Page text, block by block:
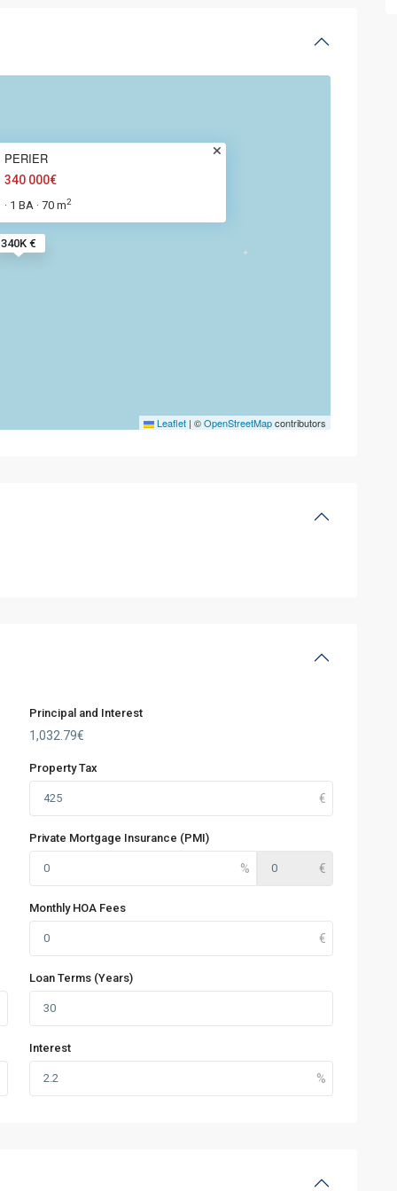
340K €
PERIER
340 000€
· 1 BA · 70 m2
Leaflet | ©OpenStreetMapcontributors
Principal and Interest
1,032.79€
Property Tax
Private Mortgage Insurance (PMI)
Monthly HOA Fees
Loan Terms (Years)
Interest